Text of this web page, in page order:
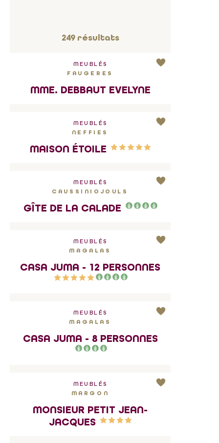
249résultats
MEUBLÉS
FAUGERES
MME. DEBBAUT EVELYNE
MEUBLÉS
NEFFIES
MAISON ÉTOILE
MEUBLÉS
CAUSSINIOJOULS
GÎTE DE LA CALADE
MEUBLÉS
MAGALAS
CASA JUMA - 12 PERSONNES
MEUBLÉS
MAGALAS
CASA JUMA - 8 PERSONNES
MEUBLÉS
MARGON
MONSIEUR PETIT JEAN-
JACQUES